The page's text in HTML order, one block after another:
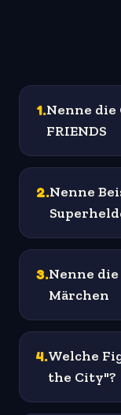
1.Nenne die
FRIENDS
2.Nenne
3.Nenne
Märchen
4.Welche
the City"?